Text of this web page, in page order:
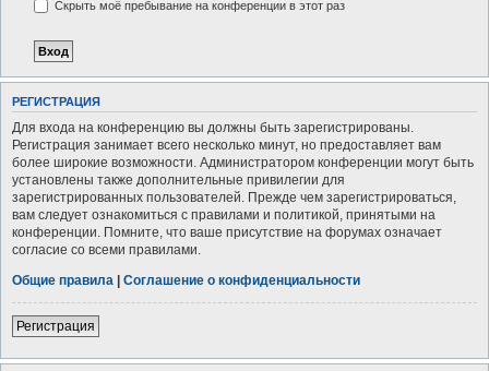
Скрыть моё пребывание на конференции в этот раз
РЕГИСТРАЦИЯ
Для входа на конференцию вы должны быть зарегистрированы.
Регистрация занимает всего несколько минут, но предоставляет вам
более широкие возможности. Администратором конференции могут быть
установлены также дополнительные привилегии для
зарегистрированных пользователей. Прежде чем зарегистрироваться,
вам следует ознакомиться с правилами и политикой, принятыми на
конференции. Помните, что ваше присутствие на форумах означает
согласие со всеми правилами.
Общие правила | Соглашение о конфиденциальности
Регистрация